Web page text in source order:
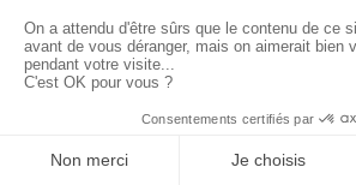
Augmenter vos
des financements